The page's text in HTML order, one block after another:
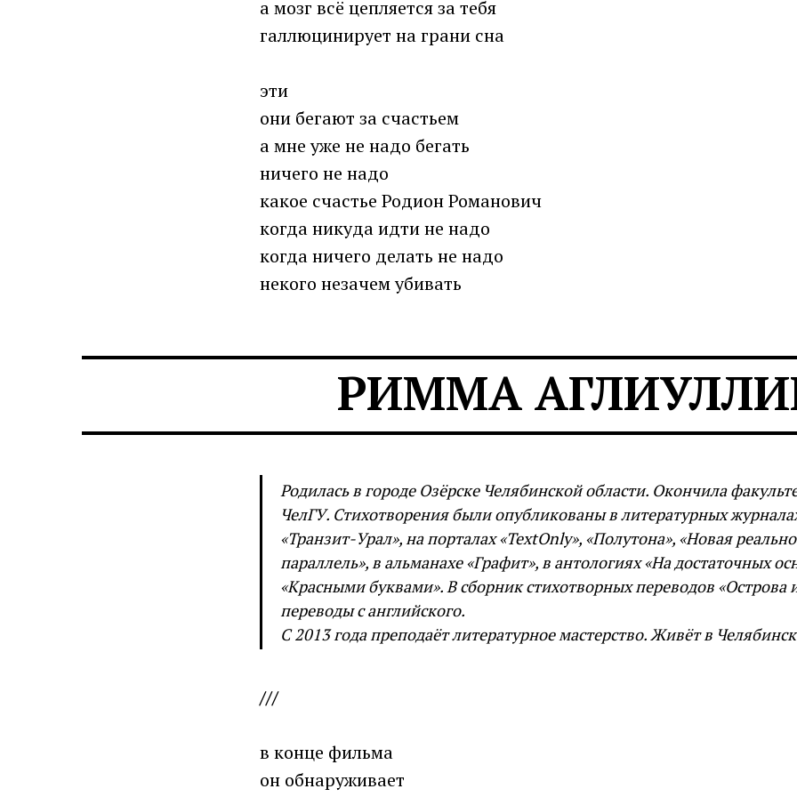
а мозг всё цепляется за тебя
галлюцинирует на грани сна
эти
они бегают за счастьем
а мне уже не надо бегать
ничего не надо
какое счастье Родион Романович
когда никуда идти не надо
когда ничего делать не надо
некого незачем убивать
РИММА
Родилась в городе Озёрске Челябинской области. Окончила
ЧелГУ. Стихотворения были опубликованы в литературных
«Транзит-Урал», на порталах «TextOnly», «Полутона», «Новая
параллель», в альманахе «Графит», в антологиях «На достаточных
«Красными буквами». В сборник стихотворных переводов «Острова
переводы с английского.
С 2013 года преподаёт литературное мастерство. Живёт в
///
в конце фильма
он обнаруживает